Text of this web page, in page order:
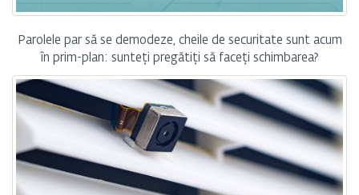
Parolele par să se demodeze, cheile de securitate sunt acum
în prim-plan: sunteți pregătiți să faceți schimbarea?